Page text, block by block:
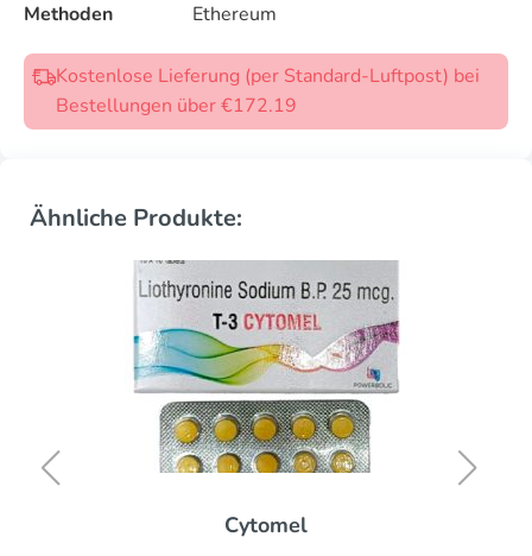
Methoden
Ethereum
Kostenlose Lieferung (per Standard-Luftpost) bei
Bestellungen über €172.19
Ähnliche Produkte:
Cytomel